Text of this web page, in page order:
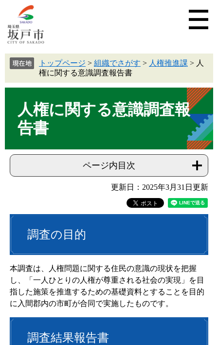
トップページ > 組織でさがす > 人権推進課 > 人
権に関する意識調査報告書
人権に関する意識調査報
告書
ページ内目次
更新日：2025年3月31日更新
調査の目的
本調査は、人権問題に関する住民の意識の現状を把握
し、「一人ひとりの人権が尊重される社会の実現」を目
指した施策を推進するための基礎資料とすることを目的
に入間郡内の市町が合同で実施したものです。
調査結果報告書